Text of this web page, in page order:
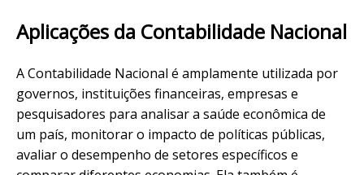
Aplicações da Contabilidade Nacional
A Contabilidade Nacional é amplamente utilizada por
governos, instituições financeiras, empresas e
pesquisadores para analisar a saúde econômica de
um país, monitorar o impacto de políticas públicas,
avaliar o desempenho de setores específicos e